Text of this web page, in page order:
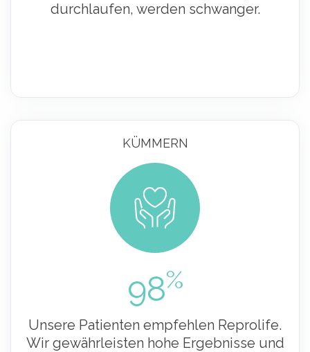
durchlaufen, werden schwanger.
KÜMMERN
98%
Unsere Patienten empfehlen Reprolife.
Wir gewährleisten hohe Ergebnisse und